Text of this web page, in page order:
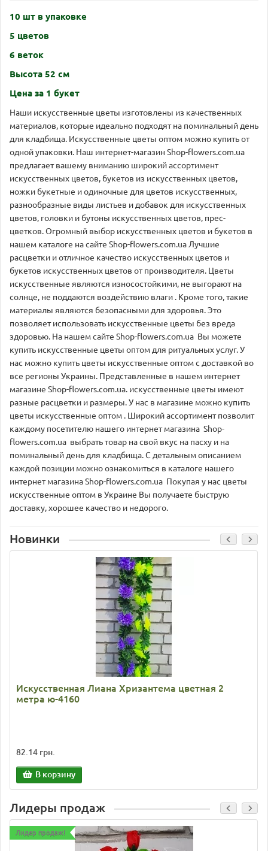
10 шт в упаковке
5 цветов
6 веток
Высота 52 см
Цена за 1 букет
Наши искусственные цветы изготовлены из качественных
материалов, которые идеально подходят на поминальный день
для кладбища. Искусственные цветы оптом можно купить от
одной упаковки. Наш интернет-магазин Shop-flowers.com.ua
предлагает вашему вниманию широкий ассортимент
искусственных цветов, букетов из искусственных цветов,
ножки букетные и одиночные для цветов искусственных,
разнообразные виды листьев и добавок для искусственных
цветов, головки и бутоны искусственных цветов, прес-
цветков. Огромный выбор искусственных цветов и букетов в
нашем каталоге на сайте Shop-flowers.com.ua Лучшие
расцветки и отличное качество искусственных цветов и
букетов искусственных цветов от производителя. Цветы
искусственные являются износостойкими, не выгорают на
солнце, не поддаются воздействию влаги . Кроме того, такие
материалы являются безопасными для здоровья. Это
позволяет использовать искусственные цветы без вреда
здоровью. На нашем сайте Shop-flowers.com.ua Вы можете
купить искусственные цветы оптом для ритуальных услуг. У
нас можно купить цветы искусственные оптом с доставкой во
все регионы Украины. Представленные в нашем интернет
магазине Shop-flowers.com.ua. искусственные цветы имеют
разные расцветки и размеры. У нас в магазине можно купить
цветы искусственные оптом . Широкий ассортимент позволит
каждому посетителю нашего интернет магазина Shop-
flowers.com.ua выбрать товар на свой вкус на пасху и на
поминальный день для кладбища. С детальным описанием
каждой позиции можно ознакомиться в каталоге нашего
интернет магазина Shop-flowers.com.ua Покупая у нас цветы
искусственные оптом в Украине Вы получаете быструю
доставку, хорошее качество и недорого.
Новинки
Искусственная Лиана Хризантема цветная 2
метра ю-4160
82.14 грн.
В корзину
Лидеры продаж
Лидер продаж!